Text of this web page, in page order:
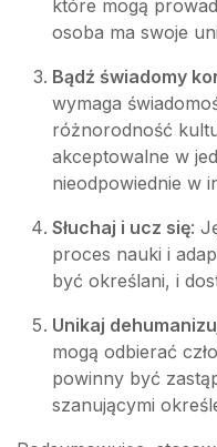
które mogą
osoba ma swoje
Bądź świadomy
wymaga
różnorodność
akceptowalne w
nieodpowiednie w
Słuchaj i ucz się:
proces nauki i
być określani, i
Unikaj
mogą odbierać
powinny być
szanującymi